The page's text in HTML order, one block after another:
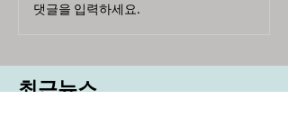
댓글을 입력하세요.
최근뉴스